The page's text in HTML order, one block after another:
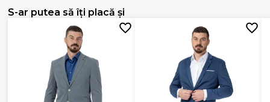
S-ar putea să îți placă și